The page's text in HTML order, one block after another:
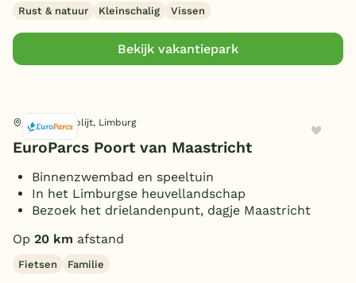
Rust & natuur Kleinschalig Vissen
Bekijk vakantiepark
Berg en Terblijt, Limburg
EuroParcs Poort van Maastricht
Binnenzwembad en speeltuin
In het Limburgse heuvellandschap
Bezoek het drielandenpunt, dagje Maastricht
Op 20 km afstand
Fietsen Familie